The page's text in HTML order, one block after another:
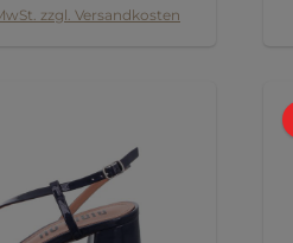
zzgl. Versandkosten